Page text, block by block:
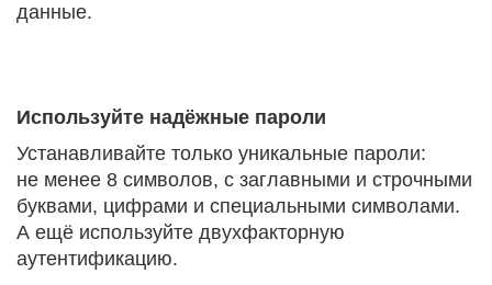
данные.
Используйте надёжные пароли
Устанавливайте только уникальные пароли:
не менее 8 символов, с заглавными и строчными
буквами, цифрами и специальными символами.
А ещё используйте двухфакторную
аутентификацию.